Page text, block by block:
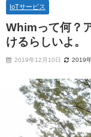
IoTサービス
Whimって何？
けるらしいよ。
2019年12月10日 2019